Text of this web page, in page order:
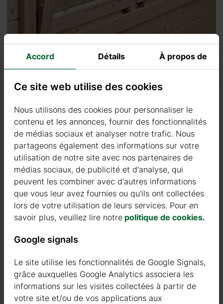
Fixations en bois
Les portes et fenêtres en bois à double vitrage sont incluses
dans la version isolée silver.
Isolation GOLD
Accord Détails À propos de
Ce site web utilise des cookies
Nous utilisons des cookies pour personnaliser le
contenu et les annonces, fournir des fonctionnalités
de médias sociaux et analyser notre trafic. Nous
partageons également des informations sur votre
utilisation de notre site avec nos partenaires de
médias sociaux, de publicité et d'analyse, qui
peuvent les combiner avec d'autres informations
que vous leur avez fournies ou qu'ils ont collectées
lors de votre utilisation de leurs services. Pour en
savoir plus, veuillez lire notre politique de cookies.
Google signals
Le site utilise les fonctionnalités de Google Signals,
grâce auxquelles Google Analytics associera les
informations sur les visites collectées à partir de
votre site et/ou de vos applications aux